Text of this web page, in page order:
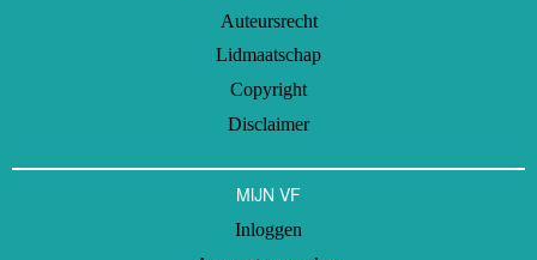
Auteursrecht
Lidmaatschap
Copyright
Disclaimer
MIJN VF
Inloggen